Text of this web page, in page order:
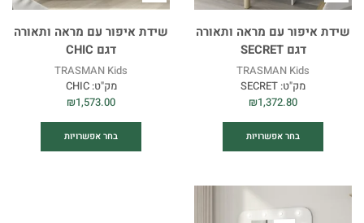
שידת איפור עם מראה ותאורה
דגם SECRET
TRASMAN Kids
מק"ט: SECRET
₪1,372.80
בחר אפשרויות
שידת איפור עם מראה ותאורה
דגם CHIC
TRASMAN Kids
מק"ט:CHIC
₪1,573.00
בחר אפשרויות